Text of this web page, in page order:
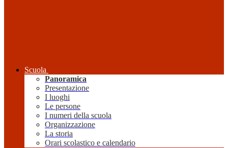
Scuola
Panoramica
Presentazione
I luoghi
Le persone
I numeri della scuola
Organizzazione
La storia
Orari scolastico e calendario